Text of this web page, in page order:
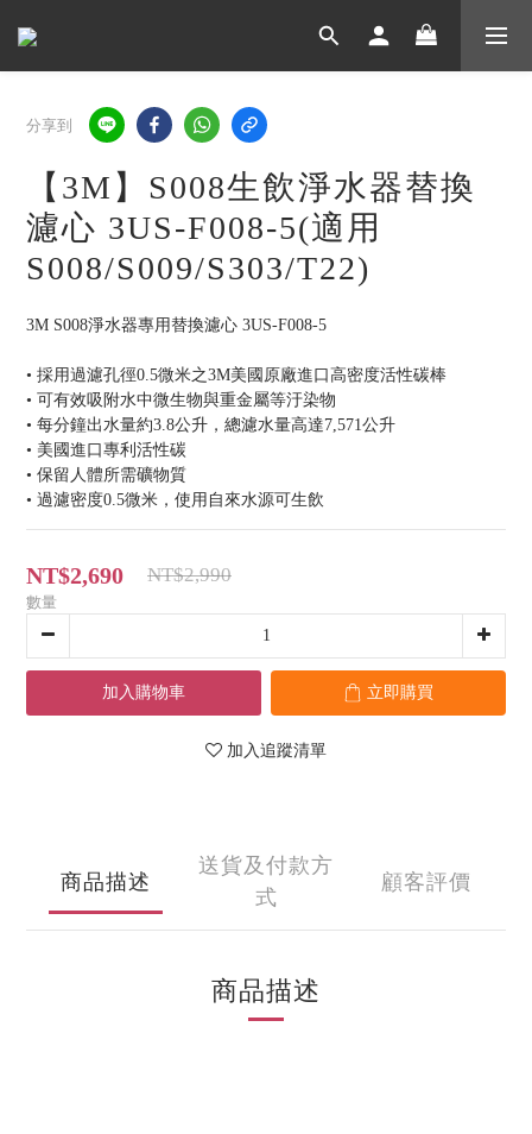
分享到
【3M】S008生飲淨水器替換
濾心 3US-F008-5(適用
S008/S009/S303/T22)
3M S008淨水器專用替換濾心 3US-F008-5
• 採用過濾孔徑0.5微米之3M美國原廠進口高密度活性碳棒
• 可有效吸附水中微生物與重金屬等汙染物
• 每分鐘出水量約3.8公升，總濾水量高達7,571公升
• 美國進口專利活性碳
• 保留人體所需礦物質
• 過濾密度0.5微米，使用自來水源可生飲
NT$2,690 NT$2,990
數量
加入購物車 立即購買
加入追蹤清單
商品描述
送貨及付款方
式
顧客評價
商品描述